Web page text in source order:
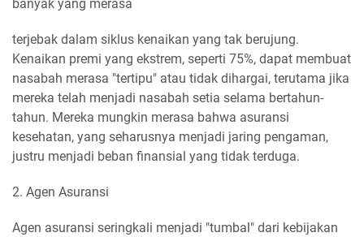
banyak yang merasa
terjebak dalam siklus kenaikan yang tak berujung.
Kenaikan premi yang ekstrem, seperti 75%, dapat membuat
nasabah merasa "tertipu" atau tidak dihargai, terutama jika
mereka telah menjadi nasabah setia selama bertahun-
tahun. Mereka mungkin merasa bahwa asuransi
kesehatan, yang seharusnya menjadi jaring pengaman,
justru menjadi beban finansial yang tidak terduga.
2. Agen Asuransi
Agen asuransi seringkali menjadi "tumbal" dari kebijakan